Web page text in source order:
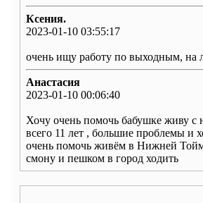
Ксения.
2023-01-10 03:55:17
очень ищу работу по выходным, на
Анастасия
2023-01-10 00:06:40
Хочу очень помочь бабушке живу с
всего 11 лет , большие проблемы и
очень помочь живём в Нижней
смону и пешком в город ходить